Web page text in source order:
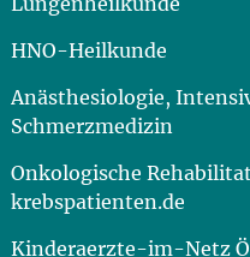
HNO-Heilkunde
Anästhesiologie,
Schmerzmedizin
Onkologische
krebspatienten.de
Kinderaerzte-im-Netz